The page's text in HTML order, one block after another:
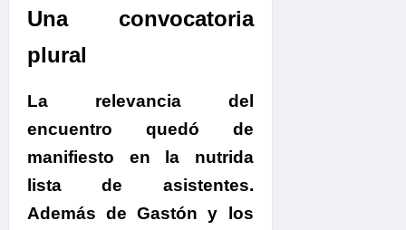
Una convocatoria
plural
La relevancia del
encuentro quedó de
manifiesto en la nutrida
lista de asistentes.
Además de Gastón y los